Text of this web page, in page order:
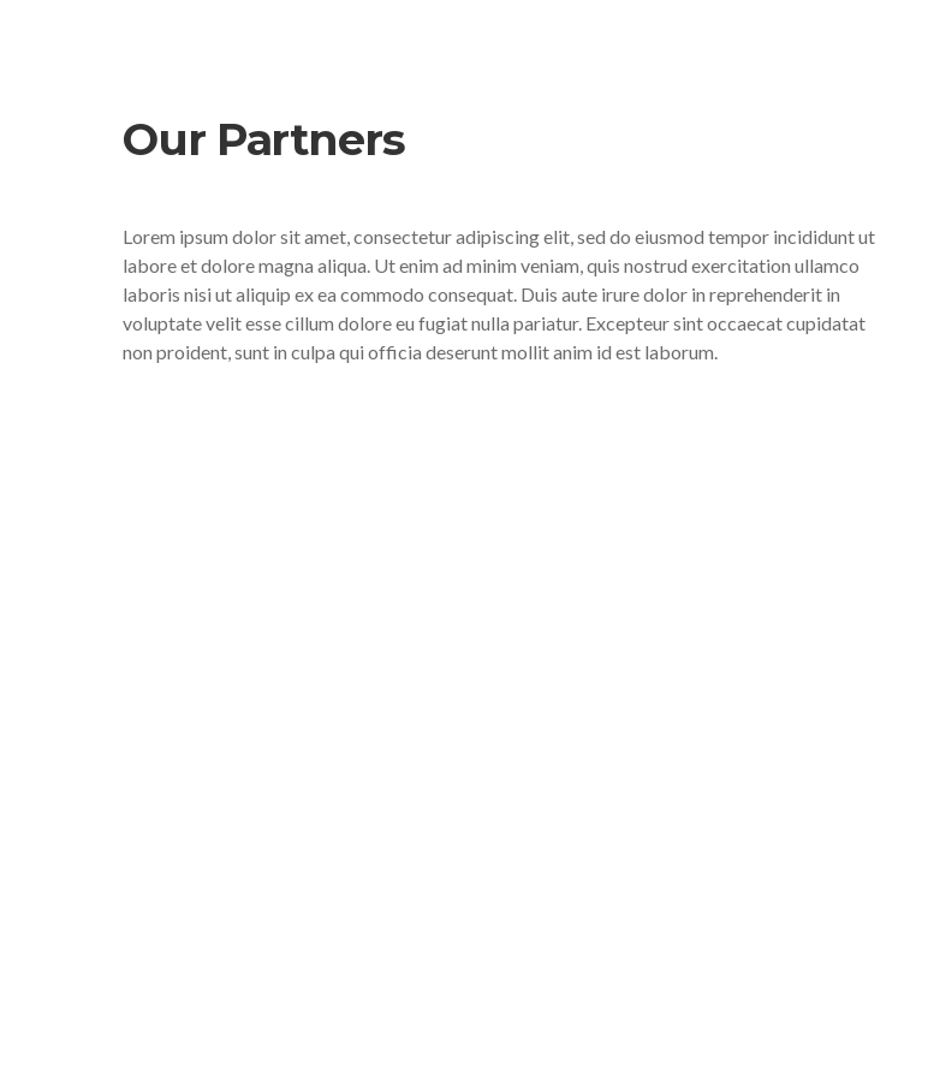
Our Partners
Lorem ipsum dolor sit amet, consectetur adipiscing elit, sed do eiusmod tempor incididunt ut
labore et dolore magna aliqua. Ut enim ad minim veniam, quis nostrud exercitation ullamco
laboris nisi ut aliquip ex ea commodo consequat. Duis aute irure dolor in reprehenderit in
voluptate velit esse cillum dolore eu fugiat nulla pariatur. Excepteur sint occaecat cupidatat
non proident, sunt in culpa qui officia deserunt mollit anim id est laborum.